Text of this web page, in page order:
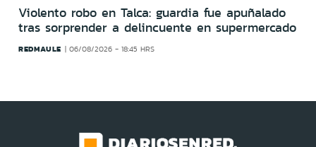
Violento robo en Talca: guardia fue apuñalado
tras sorprender a delincuente en supermercado
REDMAULE 06/08/2026 - 18:45 HRS